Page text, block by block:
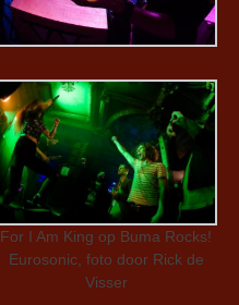
For I Am King op Buma Rocks!
Eurosonic, foto door Rick de
Visser